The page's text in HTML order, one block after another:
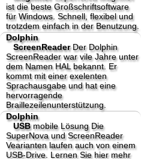
ist die beste Großschriftsoftware
für Windows. Schnell, flexibel und
trotzdem einfach in der Benutzung.
Dolphin
ScreenReaderDer Dolphin
ScreenReader war vile Jahre unter
dem Namen HAL bekannt. Er
kommt mit einer exelenten
Sprachausgabe und hat eine
hervorragende
Braillezeilenunterstützung.
Dolphin
USBmobile LösungDie
SuperNova und ScreenReader
Vearianten laufen auch von einem
USB-Drive. Lernen Sie hier mehr